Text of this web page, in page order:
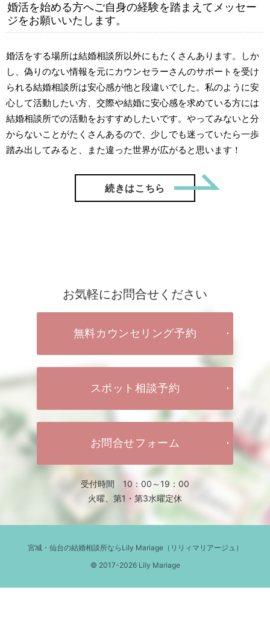
婚活を始める方へご自身の経験を踏まえてメッセー
ジをお願いいたします。
婚活をする場所は結婚相談所以外にもたくさんあります。しか
し、偽りのない情報を元にカウンセラーさんのサポートを受け
られる結婚相談所は安心感が他と段違いでした。私のように安
心して活動したい方、交際や結婚に安心感を求めている方には
結婚相談所での活動をおすすめしたいです。やってみないと分
からないことがたくさんあるので、少しでも迷っていたら一歩
踏み出してみると、また違った世界が広がると思います！
続きはこちら
お気軽にお問合せください
無料カウンセリング予約
スポット相談予約
お問合せフォーム
受付時間 10：00～19：00
火曜、第1・第3水曜定休
© 2017-2026 Lily Mariage
宮城・仙台の結婚相談所ならLily Mariage（リリィマリアージュ）